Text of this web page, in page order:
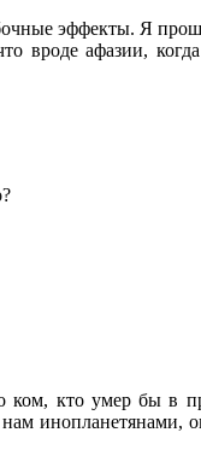
эффекты. Я
вроде афазии,
кто умер бы в
инопланетянами,